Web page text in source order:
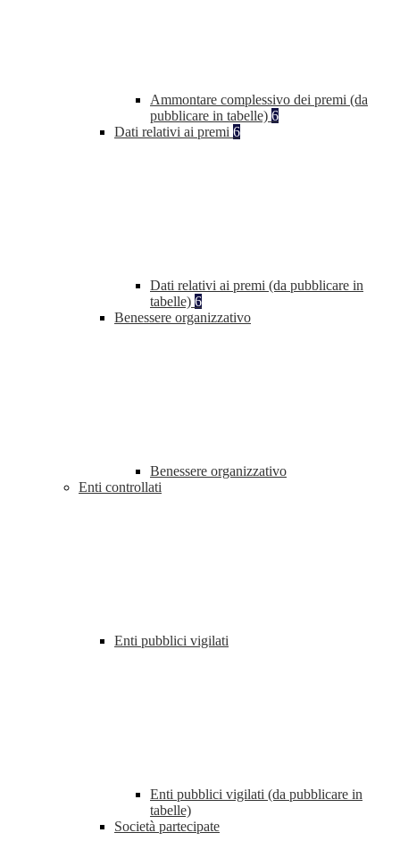
Ammontare complessivo dei premi (da
pubblicare in tabelle) 6
Dati relativi ai premi 6
Dati relativi ai premi (da pubblicare in
tabelle) 6
Benessere organizzativo
Benessere organizzativo
Enti controllati
Enti pubblici vigilati
Enti pubblici vigilati (da pubblicare in
tabelle)
Società partecipate